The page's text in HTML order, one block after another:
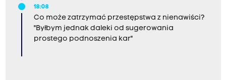
18:08
Co może zatrzymać przestępstwa z nienawiści?
"Byłbym jednak daleki od sugerowania
prostego podnoszenia kar"